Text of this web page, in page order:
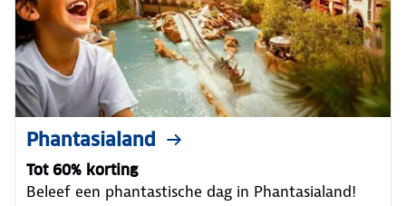
Phantasialand
Tot 60% korting
Beleef een phantastische dag in Phantasialand!